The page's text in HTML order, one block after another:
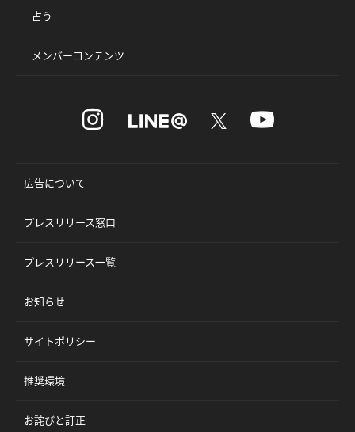
占う
メンバーコンテンツ
広告について
プレスリリース窓口
プレスリリース一覧
お知らせ
サイトポリシー
推奨環境
お詫びと訂正